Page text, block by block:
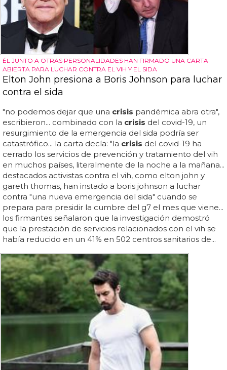
ÉL JUNTO A OTRAS PERSONALIDADES HAN FIRMADO UNA CARTA
ABIERTA PARA LUCHAR CONTRA EL VIH Y EL SIDA
Elton John presiona a Boris Johnson para luchar
contra el sida
"no podemos dejar que una crisis pandémica abra otra",
escribieron... combinado con la crisis del covid-19, un
resurgimiento de la emergencia del sida podría ser
catastrófico... la carta decía: "la crisis del covid-19 ha
cerrado los servicios de prevención y tratamiento del vih
en muchos países, literalmente de la noche a la mañana...
destacados activistas contra el vih, como elton john y
gareth thomas, han instado a boris johnson a luchar
contra "una nueva emergencia del sida" cuando se
prepara para presidir la cumbre del g7 el mes que viene...
los firmantes señalaron que la investigación demostró
que la prestación de servicios relacionados con el vih se
había reducido en un 41% en 502 centros sanitarios de...